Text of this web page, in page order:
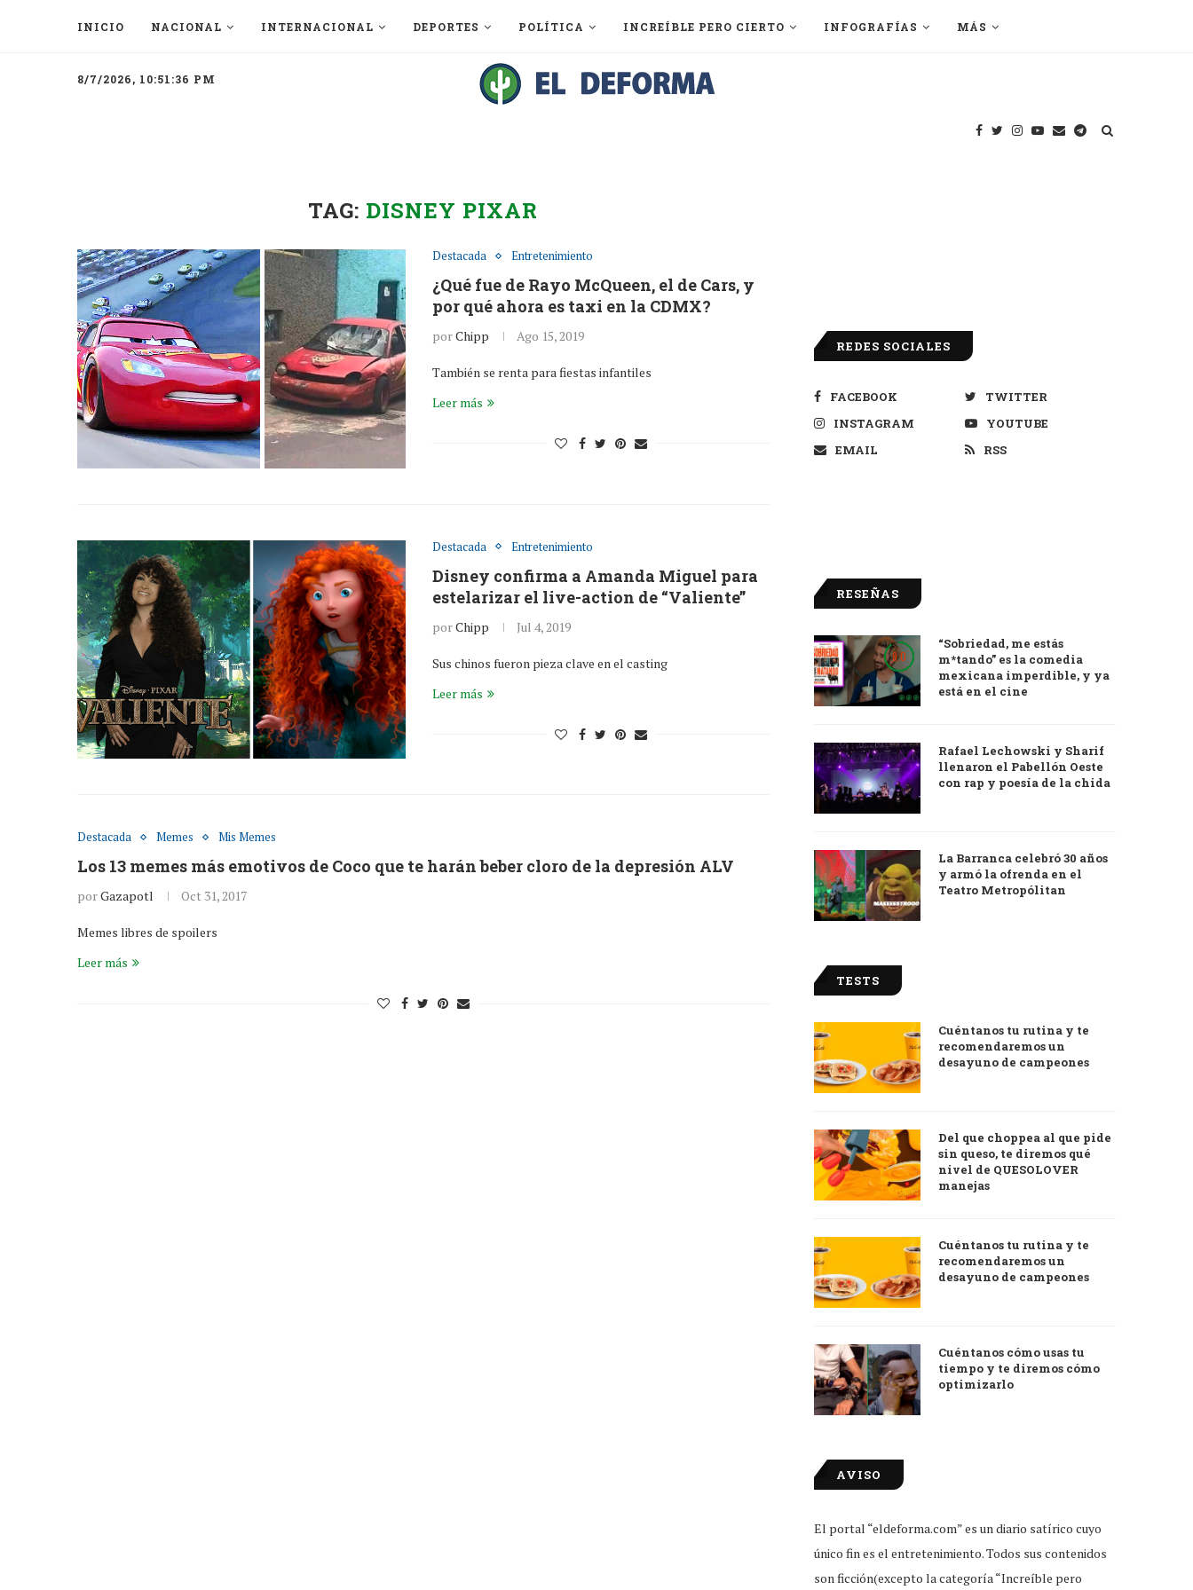
INICIO NACIONAL INTERNACIONAL DEPORTES POLÍTICA INCREÍBLE PERO CIERTO INFOGRAFÍAS MÁS
8/7/2026, 10:51:36 PM
TAG: DISNEY PIXAR
Destacada Entretenimiento
¿Qué fue de Rayo McQueen, el de Cars, y
por qué ahora es taxi en la CDMX?
porChipp Ago 15, 2019
También se renta para fiestas infantiles
Leer más
Destacada Entretenimiento
Disney confirma a Amanda Miguel para
estelarizar el live-action de “Valiente”
porChipp Jul 4, 2019
Sus chinos fueron pieza clave en el casting
Leer más
Destacada Memes Mis Memes
Los 13 memes más emotivos de Coco que te harán beber cloro de la depresión ALV
porGazapotl Oct 31, 2017
Memes libres de spoilers
Leer más
REDES SOCIALES
FACEBOOK
TWITTER
INSTAGRAM
YOUTUBE
EMAIL
RSS
RESEÑAS
9.0
“Sobriedad, me estás
m*tando” es la comedia
mexicana imperdible, y ya
está en el cine
Rafael Lechowski y Sharif
llenaron el Pabellón Oeste
con rap y poesía de la chida
La Barranca celebró 30 años
y armó la ofrenda en el
Teatro Metropólitan
TESTS
Cuéntanos tu rutina y te
recomendaremos un
desayuno de campeones
Del que choppea al que pide
sin queso, te diremos qué
nivel de QUESOLOVER
manejas
Cuéntanos tu rutina y te
recomendaremos un
desayuno de campeones
Cuéntanos cómo usas tu
tiempo y te diremos cómo
optimizarlo
AVISO
El portal “eldeforma.com” es un diario satírico cuyo
único fin es el entretenimiento. Todos sus contenidos
son ficción(excepto la categoría “Increíble pero